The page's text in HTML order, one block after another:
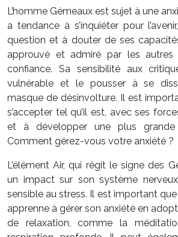
L’homme Gémeaux est sujet à une
a tendance à s’inquiéter pour
question et à douter de ses
approuvé et admiré par les
confiance. Sa sensibilité aux
vulnérable et le pousser à se
masque de désinvolture. Il est
s’accepter tel qu’il est, avec ses
et à développer une plus
Comment gérez-vous votre anxiété ?
L’élément Air, qui régit le signe des
un impact sur son système
sensible au stress. Il est important
apprenne à gérer son anxiété en
de relaxation, comme la